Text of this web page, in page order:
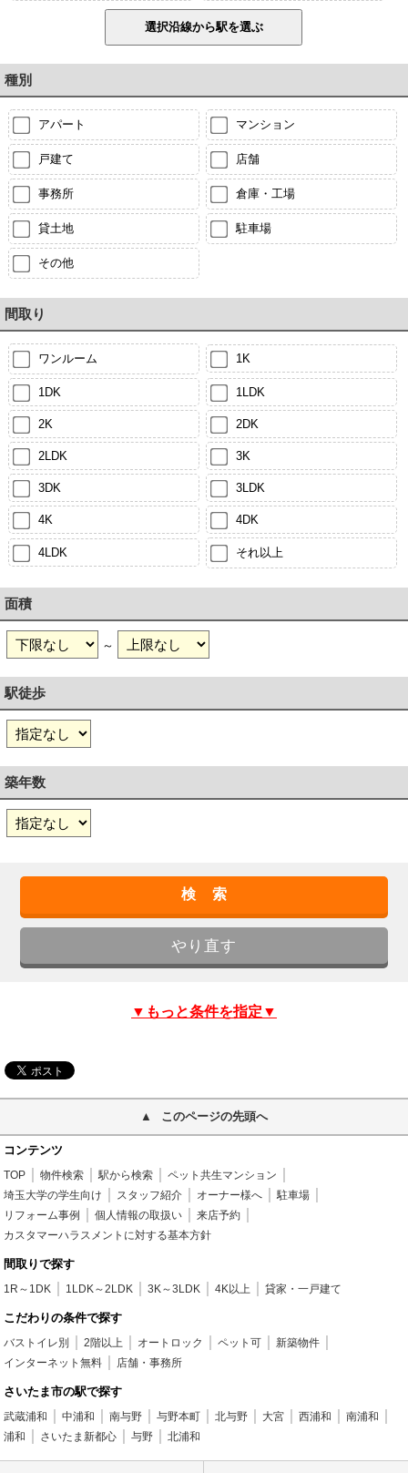
種別
アパート マンション
戸建て 店舗
事務所 倉庫・工場
貸土地 駐車場
その他
間取り
ワンルーム 1K
1DK 1LDK
2K 2DK
2LDK 3K
3DK 3LDK
4K 4DK
4LDK それ以上
面積
～
駅徒歩
築年数
▼もっと条件を指定▼
このページの先頭へ
コンテンツ
TOP 物件検索 駅から検索
ペット共生マンション
埼玉大学の学生向け
スタッフ紹介 オーナー様へ
駐車場
リフォーム事例
個人情報の取扱い
来店予約
カスタマーハラスメントに対する基本方針
間取りで探す
1R～1DK 1LDK～2LDK 3K～3LDK 4K以上 貸家・一戸建て
こだわりの条件で探す
バストイレ別 2階以上 オートロック ペット可
新築物件
インターネット無料
店舗・事務所
さいたま市の駅で探す
武蔵浦和 中浦和 南与野 与野本町 北与野 大宮 西浦和
南浦和
浦和
さいたま新都心 与野 北浦和